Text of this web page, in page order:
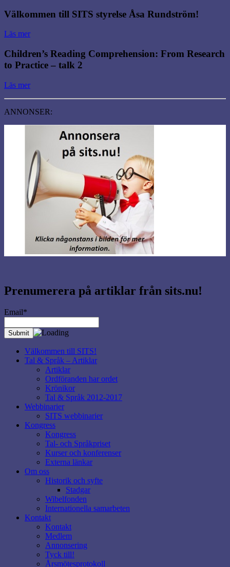
Välkommen till SITS styrelse Åsa Rundström!
Läs mer
Children’s Reading Comprehension: From Research
to Practice – talk 2
Läs mer
ANNONSER:
Prenumerera på artiklar från sits.nu!
Email*
Välkommen till SITS!
Tal & Språk – Artiklar
Artiklar
Ordföranden har ordet
Krönikor
Tal & Språk 2012-2017
Webbinarier
SITS webbinarier
Kongress
Kongress
Tal- och Språkpriset
Kurser och konferenser
Externa länkar
Om oss
Historik och syfte
Stadgar
Wibelfonden
Internationella samarbeten
Kontakt
Kontakt
Medlem
Annonsering
Tyck till!
Årsmötesprotokoll